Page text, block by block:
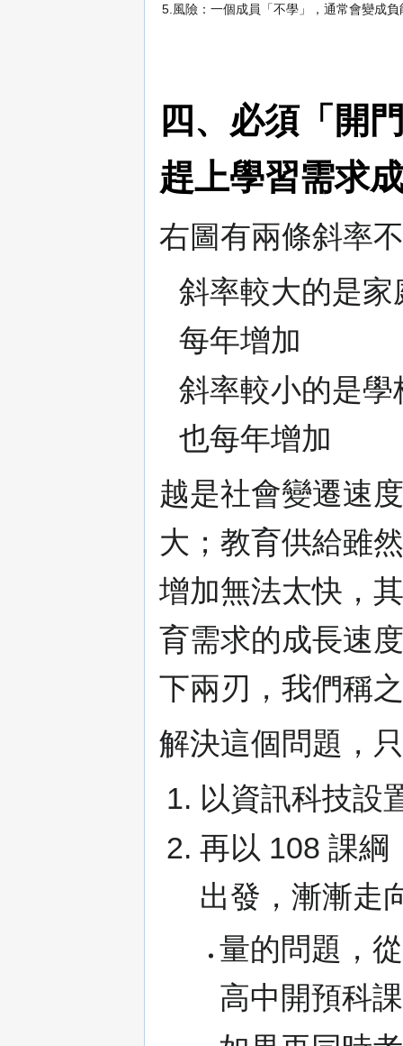
5.風險：一個成員「不學」，通常會變成
四、必須「開
趕上學習需求
右圖有兩條斜率
斜率較大的是
每年增加
斜率較小的是
也每年增加
越是社會變遷速
大；教育供給雖
增加無法太快，
育需求的成長速
下兩刃，我們稱
解決這個問題，
以資訊科技設
再以 108 課綱
出發，漸漸走
量的問題，
高中開預科